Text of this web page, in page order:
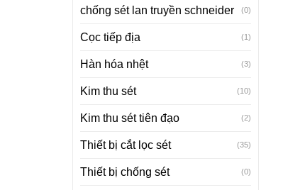
chống sét lan truyền schneider (0)
Cọc tiếp địa (1)
Hàn hóa nhệt (3)
Kim thu sét (10)
Kim thu sét tiên đạo (2)
Thiết bị cắt lọc sét (35)
Thiết bị chống sét (0)